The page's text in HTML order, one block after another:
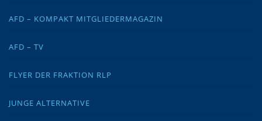
AFD – KOMPAKT MITGLIEDERMAGAZIN
AFD – TV
FLYER DER FRAKTION RLP
JUNGE ALTERNATIVE